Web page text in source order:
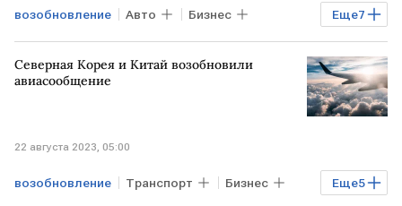
Еще7
возобновление Авто Бизнес
Экономика Мировая экономика
Промышленность
Северная Корея и Китай возобновили
авиасообщение
22 августа 2023, 05:00
Еще5
возобновление Транспорт Бизнес